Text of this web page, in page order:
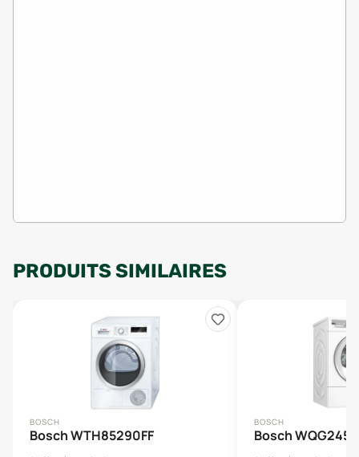
PRODUITS SIMILAIRES
BOSCH
Bosch WTH85290FF
BOSCH
Bosch